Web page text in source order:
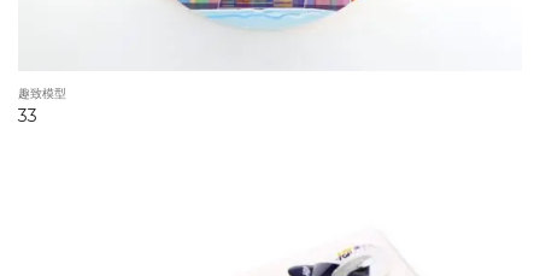
趣致模型
33